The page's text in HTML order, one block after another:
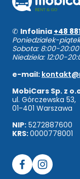
✆ Infolinia +48
Poniedziałek-
Sobota: 8:00-20:00
Niedziela: 12:00-
e-mail:
MobiCars Sp. z
ul. Górczewska 53,
01-401 Warszawa
NIP: 5272887600
KRS:0000778001